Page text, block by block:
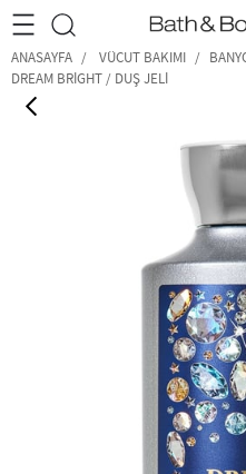
•2200₺ ve Üzeri Kargo
ANASAYFA VÜCUT BAKIMI
DREAM BRIGHT / DUŞ JELI